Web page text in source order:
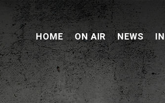
HOME ON AIR NEWS